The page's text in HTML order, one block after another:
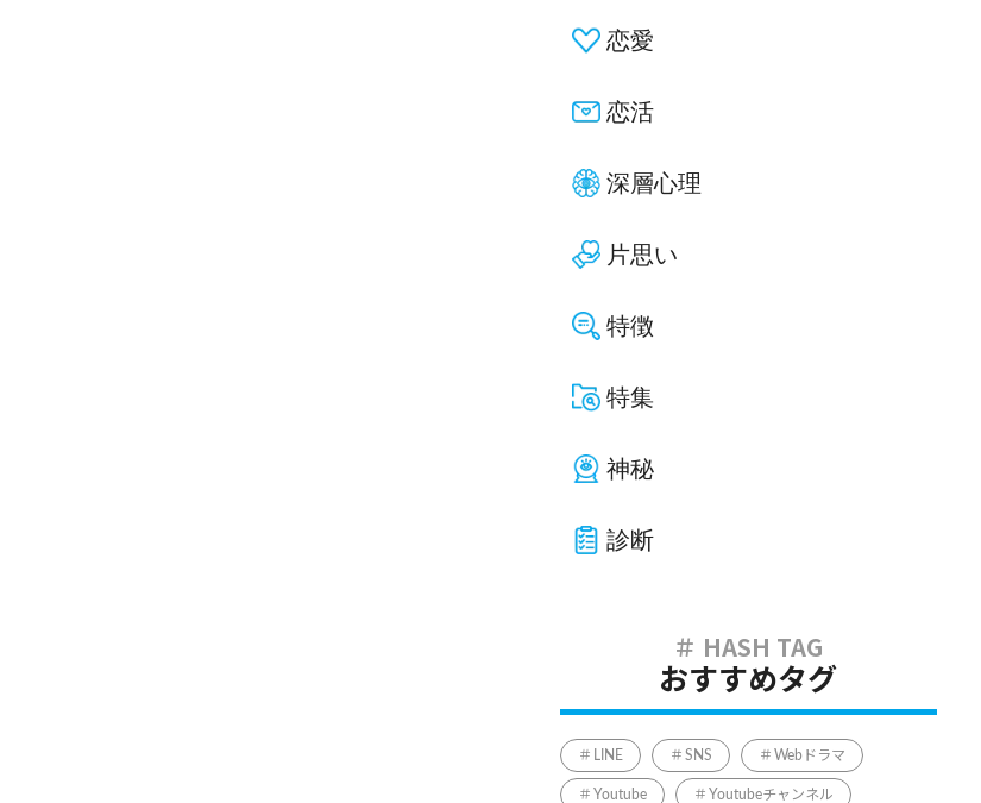
恋愛
恋活
深層心理
片思い
特徴
特集
神秘
診断
おすすめタグ
LINE SNS Webドラマ
Youtube Youtubeチャンネル